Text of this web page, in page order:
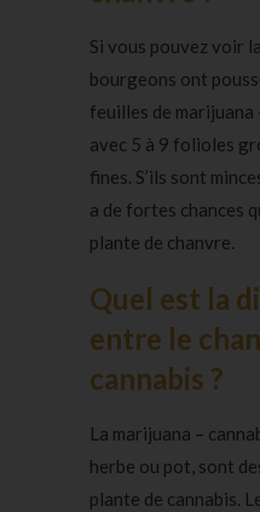
Si vous pouvez voir
bourgeons ont
feuilles de marijuana
avec 5 à 9 folioles
fines. S’ils sont
a de fortes chances
plante de chanvre.
Quel est la
entre le
cannabis ?
La marijuana –
herbe ou pot, sont
plante de cannabis.